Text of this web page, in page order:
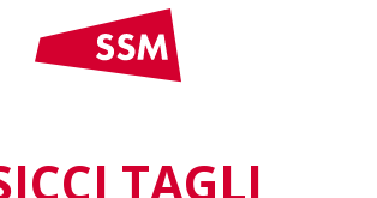
TAGLI